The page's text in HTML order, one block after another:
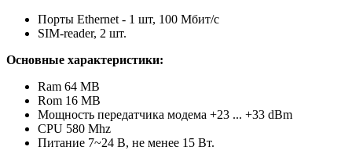
Порты Ethernet - 1 шт, 100 Мбит/с
SIM-reader, 2 шт.
Основные характеристики:
Ram 64 MB
Rom 16 MB
Мощность передатчика модема +23 ... +33 dBm
CPU 580 Mhz
Питание 7~24 В, не менее 15 Вт.